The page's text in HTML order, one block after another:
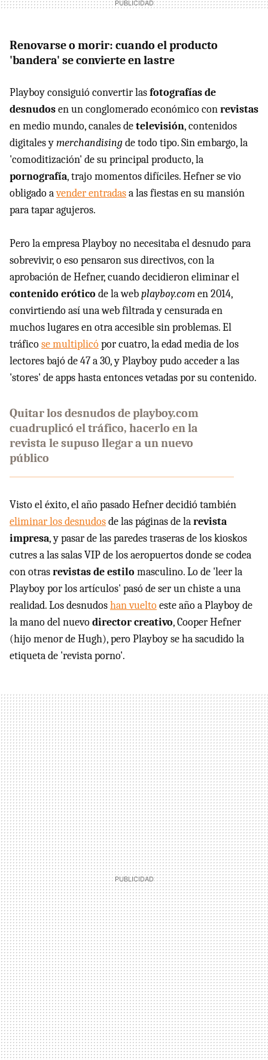
Renovarse o morir: cuando el producto
'bandera' se convierte en lastre
Playboy consiguió convertir lasfotografías de
desnudosen un conglomerado económico conrevistas
en medio mundo, canales detelevisión, contenidos
digitales ymerchandisingde todo tipo. Sin embargo, la
'comoditización' de su principal producto, la
pornografía, trajo momentos difíciles. Hefner se vio
obligado avender entradasa las fiestas en su mansión
para tapar agujeros.
Pero la empresa Playboy no necesitaba el desnudo para
sobrevivir, o eso pensaron sus directivos, con la
aprobación de Hefner, cuando decidieron eliminar el
contenido erótico de la webplayboy.comen 2014,
convirtiendo así una web filtrada y censurada en
muchos lugares en otra accesible sin problemas. El
tráficose multiplicópor cuatro, la edad media de los
lectores bajó de 47 a 30, y Playboy pudo acceder a las
'stores' de apps hasta entonces vetadas por su contenido.
Quitar los desnudos de playboy.com
cuadruplicó el tráfico, hacerlo en la
revista le supuso llegar a un nuevo
público
Visto el éxito, el año pasado Hefner decidió también
eliminar los desnudosde las páginas de larevista
impresa, y pasar de las paredes traseras de los kioskos
cutres a las salas VIP de los aeropuertos donde se codea
con otrasrevistas de estilo masculino. Lo de 'leer la
Playboy por los artículos' pasó de ser un chiste a una
realidad. Los desnudoshan vueltoeste año a Playboy de
la mano del nuevodirector creativo, Cooper Hefner
(hijo menor de Hugh), pero Playboy se ha sacudido la
etiqueta de 'revista porno'.